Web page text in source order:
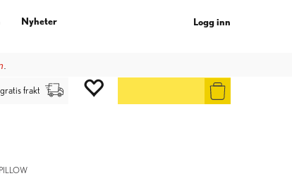
Logg inn
Nyheter
frakt